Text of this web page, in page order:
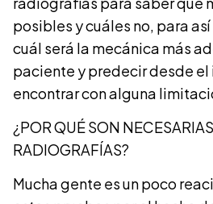
posibles y cuáles no, para
cuál será la mecánica más
paciente y predecir desde el
encontrar con alguna
¿POR QUÉ SON
RADIOGRAFÍAS?
Mucha gente es un poco